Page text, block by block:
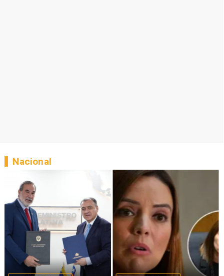
Nacional